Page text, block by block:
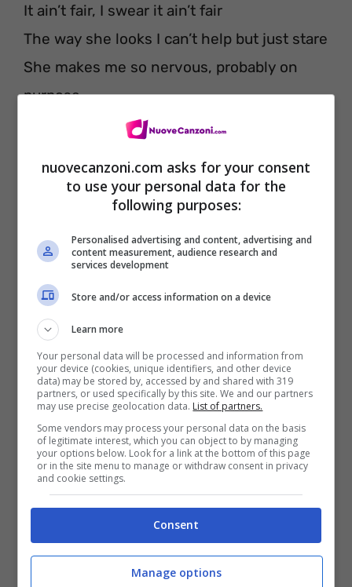
It ain’t fair, I swear it ain’t fair
The way she looks I can’t help but just stare
She makes me so nervous, probably on
purpose
She’s just so perfect
[Foster]
‘Cause wise men say only fools rush in
But pretty girls make fools outta wise men
Wise men say only fools rush in
But pretty girls make fools outta wise men,
like
nuovecanzoni.com asks for your consent
to use your personal data for the
following purposes:
Personalised advertising and content, advertising and
content measurement, audience research and
services development
Store and/or access information on a device
Learn more
Your personal data will be processed and information from
your device (cookies, unique identifiers, and other device
data) may be stored by, accessed by and shared with 319
partners, or used specifically by this site. We and our partners
may use precise geolocation data. List of partners.
Some vendors may process your personal data on the basis
of legitimate interest, which you can object to by managing
your options below. Look for a link at the bottom of this page
or in the site menu to manage or withdraw consent in privacy
and cookie settings.
Consent
Manage options